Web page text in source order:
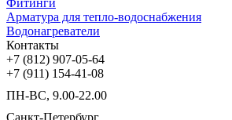
Арматура для тепло-водоснабжения
Водонагреватели
Контакты
+7 (812) 907-05-64
+7 (911) 154-41-08
ПН-ВС, 9.00-22.00
Санкт-Петербург,